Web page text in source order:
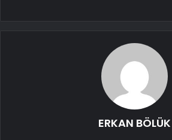
ERKAN BÖLÜK